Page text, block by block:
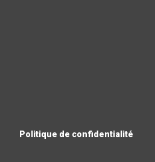
Politique de confidentialité